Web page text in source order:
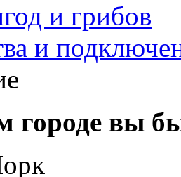
и грибов
и
городе вы